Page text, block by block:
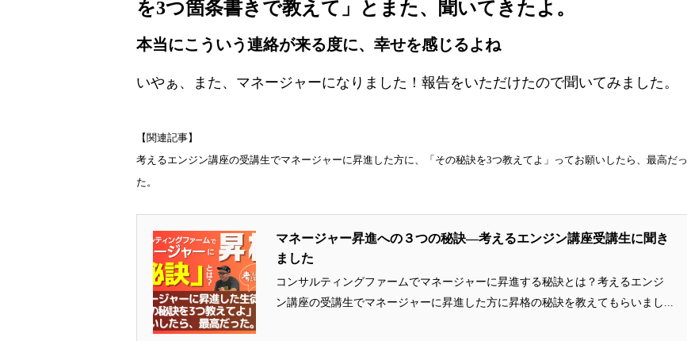
を3つ箇条書きで教えて」とまた、聞いてきたよ。
本当にこういう連絡が来る度に、幸せを感じるよね
いやぁ、また、マネージャーになりました！報告をいただけたので聞いてみました。
【関連記事】
考えるエンジン講座の受講生でマネージャーに昇進した方に、「その秘訣を3つ教えてよ」ってお願いしたら、最高だっ
た。
マネージャー昇進への３つの秘訣—考えるエンジン講座受講生に聞き
ました
コンサルティングファームでマネージャーに昇進する秘訣とは？考えるエンジ
ン講座の受講生でマネージャーに昇進した方に昇格の秘訣を教えてもらいまし...